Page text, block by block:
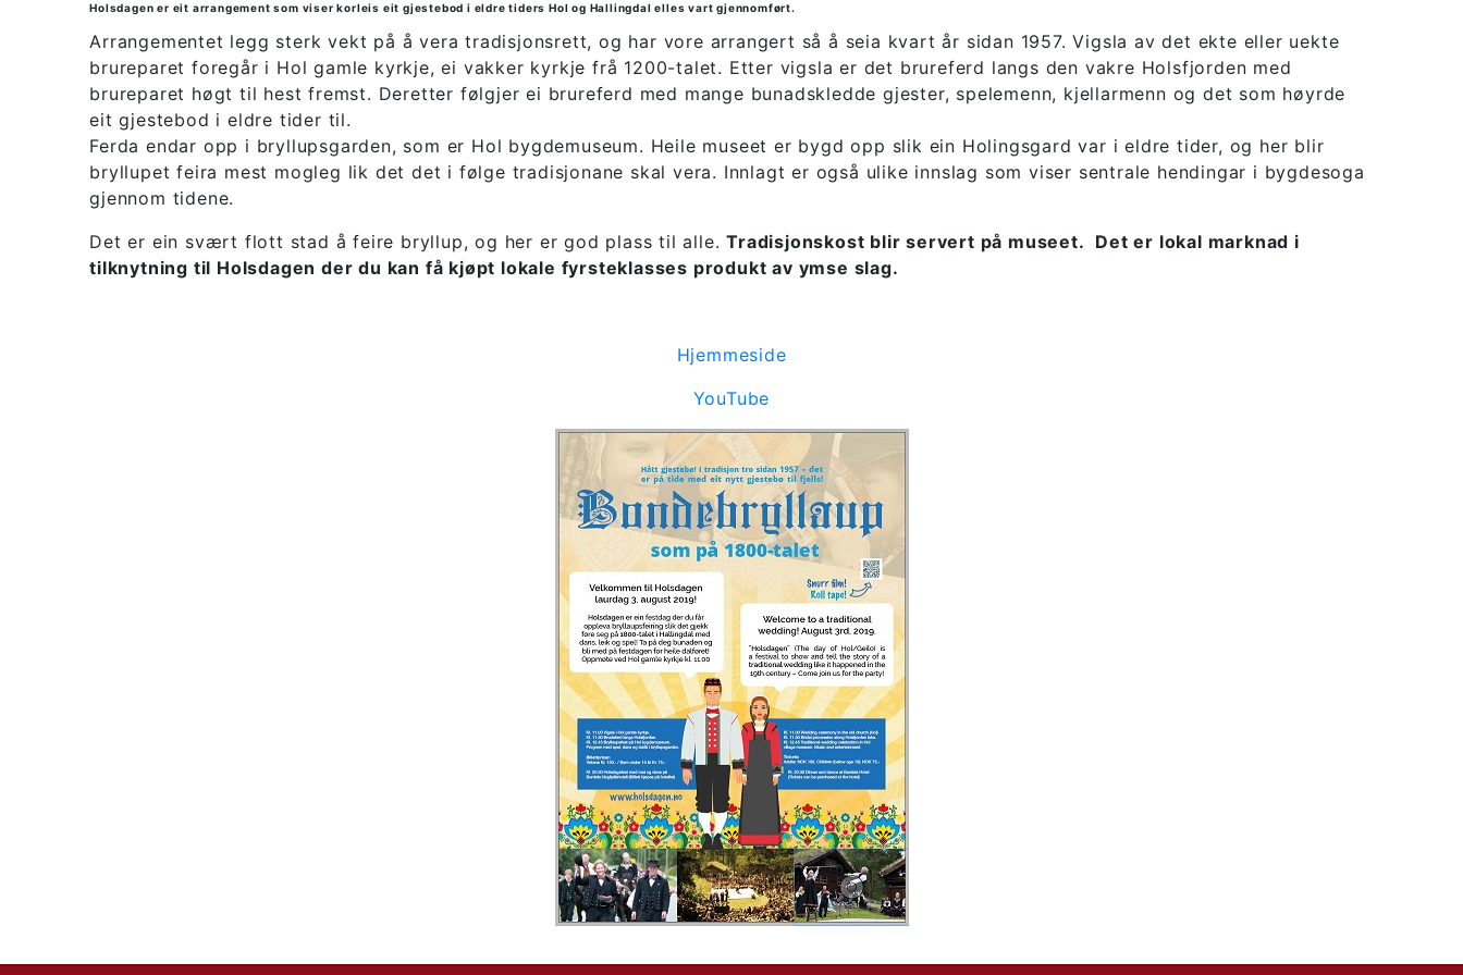
Holsdagen er eit arrangement som viser korleis eit gjestebod i eldre tiders Hol og Hallingdal elles vart gjennomført.
Arrangementet legg sterk vekt på å vera tradisjonsrett, og har vore arrangert så å seia kvart år sidan 1957. Vigsla av det ekte eller uekte
brureparet foregår i Hol gamle kyrkje, ei vakker kyrkje frå 1200-talet. Etter vigsla er det brureferd langs den vakre Holsfjorden med
brureparet høgt til hest fremst. Deretter følgjer ei brureferd med mange bunadskledde gjester, spelemenn, kjellarmenn og det som høyrde
eit gjestebod i eldre tider til.
Ferda endar opp i bryllupsgarden, som er Hol bygdemuseum. Heile museet er bygd opp slik ein Holingsgard var i eldre tider, og her blir
bryllupet feira mest mogleg lik det det i følge tradisjonane skal vera. Innlagt er også ulike innslag som viser sentrale hendingar i bygdesoga
gjennom tidene.
Det er ein svært flott stad å feire bryllup, og her er god plass til alle.Tradisjonskost blir servert på museet. Det er lokal marknad i
tilknytning til Holsdagen der du kan få kjøpt lokale fyrsteklasses produkt av ymse slag.
Hjemmeside
YouTube